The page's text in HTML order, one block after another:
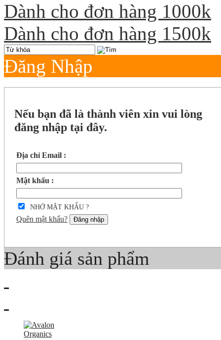
Dành cho đơn hàng 1000k
Dành cho đơn hàng 1500k
Đăng Nhập
Nếu bạn đã là thành viên xin vui lòng
đăng nhập tại đây.
Địa chỉ Email :
Mật khẩu :
NHỚ MẬT KHẨU ?
Quên mật khẩu? Đăng nhập
Đánh giá sản phẩm